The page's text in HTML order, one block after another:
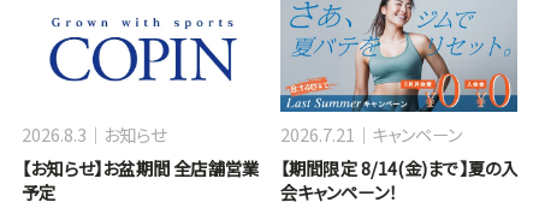
【お知らせ】お盆期間 全店舗営業
予定
2026.8.3
お知らせ
【期間限定 8/14(金)まで】夏の入
会キャンペーン！
2026.7.21 キャンペーン